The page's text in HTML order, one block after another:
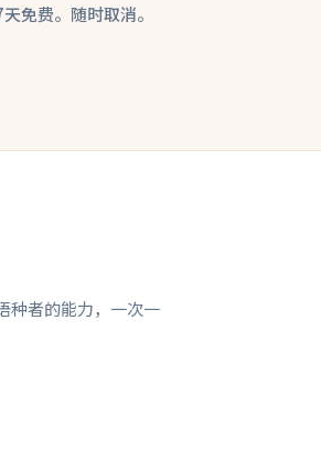
天免费。随时取消。
种者的能力，一次一